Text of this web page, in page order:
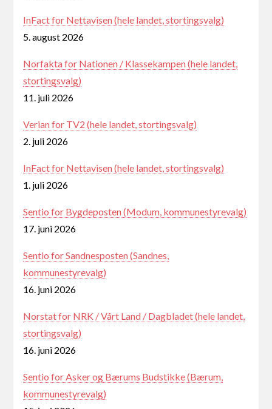
InFact for Nettavisen (hele landet, stortingsvalg)
5. august 2026
Norfakta for Nationen / Klassekampen (hele landet,
stortingsvalg)
11. juli 2026
Verian for TV2 (hele landet, stortingsvalg)
2. juli 2026
InFact for Nettavisen (hele landet, stortingsvalg)
1. juli 2026
Sentio for Bygdeposten (Modum, kommunestyrevalg)
17. juni 2026
Sentio for Sandnesposten (Sandnes,
kommunestyrevalg)
16. juni 2026
Norstat for NRK / Vårt Land / Dagbladet (hele landet,
stortingsvalg)
16. juni 2026
Sentio for Asker og Bærums Budstikke (Bærum,
kommunestyrevalg)